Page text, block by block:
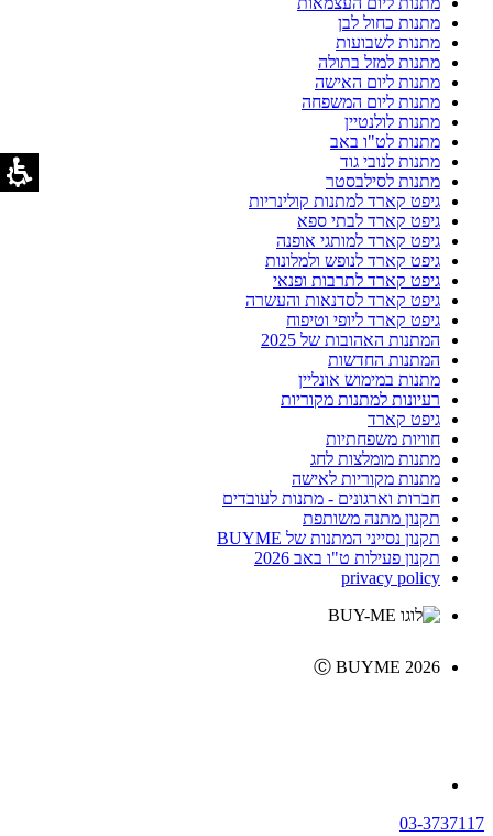
מתנות כחול לבן
מתנות לשבועות
מתנות למזל בתולה
מתנות ליום האישה
מתנות ליום המשפחה
מתנות לולנטיין
מתנות לט"ו באב
מתנות לנובי גוד
מתנות לסילבסטר
גיפט קארד למתנות קולינריות
גיפט קארד לבתי ספא
גיפט קארד למותגי אופנה
גיפט קארד לנופש ולמלונות
גיפט קארד לתרבות ופנאי
גיפט קארד לסדנאות והעשרה
גיפט קארד ליופי וטיפוח
המתנות האהובות של 2025
המתנות החדשות
מתנות במימוש אונליין
רעיונות למתנות מקוריות
גיפט קארד
חוויות משפחתיות
מתנות מומלצות לחג
מתנות מקוריות לאישה
חברות וארגונים - מתנות לעובדים
תקנון מתנה משותפת
תקנון נסייני המתנות של BUYME
תקנון פעילות ט"ו באב 2026
privacy policy
Ⓒ BUYME 2026
03-3737117